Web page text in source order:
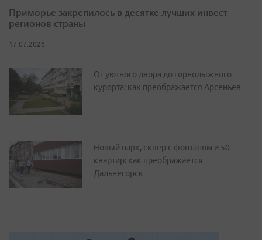
Приморье закрепилось в десятке лучших инвест-
регионов страны
17.07.2026
От уютного двора до горнолыжного
курорта: как преображается Арсеньев
Новый парк, сквер с фонтаном и 50
квартир: как преображается
Дальнегорск